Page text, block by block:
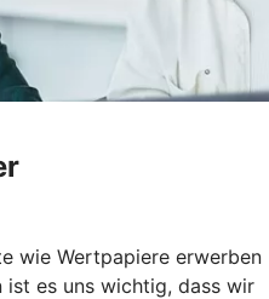
wie Wertpapiere erwerben
es uns wichtig, dass wir